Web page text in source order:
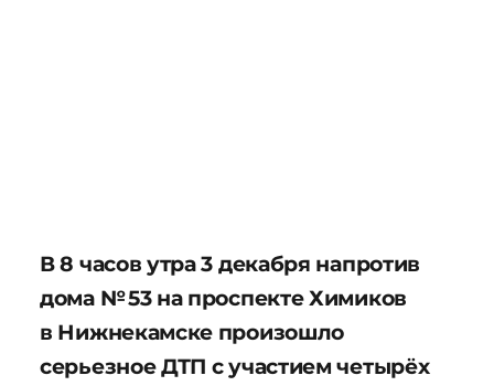
В 8 часов утра 3 декабря напротив
дома № 53 на проспекте Химиков
в Нижнекамске произошло
серьезное ДТП с участием четырёх